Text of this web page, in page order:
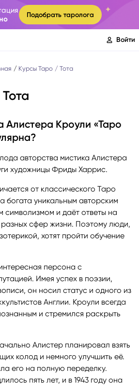
Подобрать таролога
Войти
Курсы Таро Тота
Алистера Кроули «Таро
авторства мистика Алистера
художницы Фриды Харрис.
от классического Таро
богата уникальным авторским
символизмом и даёт ответы на
сфер жизни. Поэтому люди,
хотят пройти обучение
персона с
Имея успех в поэзии,
он носил статус и одного из
Англии. Кроули всегда
и стремился раскрыть
Алистер планировал взять
колод и немного улучшить её.
его на полную переделку.
пять лет, и в 1943 году она